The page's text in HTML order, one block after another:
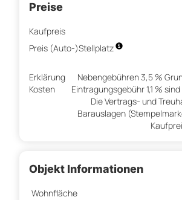
Preise
Kaufpreis
Preis (Auto-)Stellplatz
Erklärung
Kosten
Nebengebühren 3,5 %
Eintragungsgebühr 1,1 %
Die Vertrags- und
Barauslagen
Objekt Informationen
Wohnfläche